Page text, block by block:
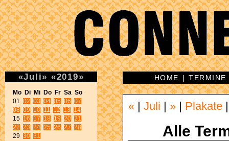
«Juli» «2019»
Mo Di Mi Do Fr Sa So
01 02 03 04 05 06 07
08 09 10 11 12 13
14
15 16 17 18 19 20 21
22 23 24 25 26 27 28
29 30 31
HOME |TERMINE
« Juli » Plakate
Alle